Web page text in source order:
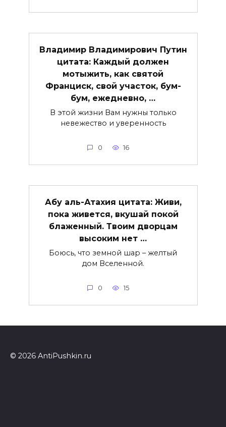
Владимир Владимирович Путин
цитата: Каждый должен
мотыжить, как святой
Франциск, свой участок, бум-
бум, ежедневно, …
В этой жизни Вам нужны только
невежество и уверенность
0 16
Абу аль-Атахия цитата: Живи,
пока живется, вкушай покой
блаженный. Твоим дворцам
высоким нет …
Боюсь, что земной шар – желтый
дом Вселенной.
0 15
© 2026 AntiPushkin.ru